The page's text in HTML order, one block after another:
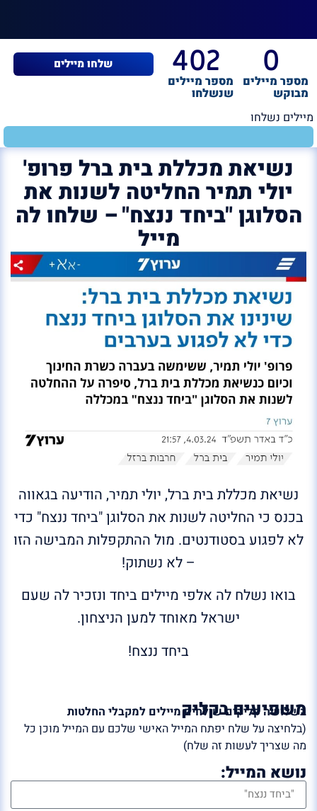
מספר מיילים
מבוקש
0
מספר מיילים
שנשלחו
402 שלחו מיילים
מיילים נשלחו
נשיאת מכללת בית ברל פרופ'
יולי תמיר החליטה לשנות את
הסלוגן "ביחד ננצח" – שלחו לה
מייל
נשיאת מכללת בית ברל, יולי תמיר, הודיעה בגאווה
בכנס כי החליטה לשנות את הסלוגן "ביחד ננצח" כדי
לא לפגוע בסטודנטים. מול ההתקפלות המבישה הזו
– לא נשתוק!
בואו נשלח לה אלפי מיילים ביחד ונזכיר לה שעם
ישראל מאוחד למען הניצחון.
ביחד ננצח!
משפיעים בקליק
בשלושה קליקים שולחים מיילים למקבלי החלטות
(בלחיצה על שלח יפתח המייל האישי שלכם עם המייל מוכן כל
מה שצריך לעשות זה שלח)
נושא המייל: